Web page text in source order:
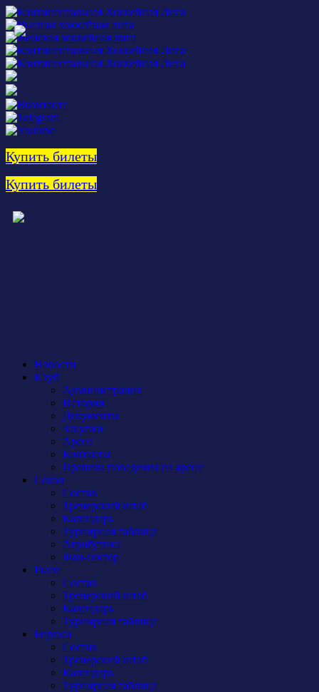
Купить билеты
Купить билеты
Новости
Клуб
Администрация
История
Документы
Закупки
Арена
Контакты
Правила поведения на арене
Сокол
Состав
Тренерский штаб
Календарь
Турнирная таблица
Атрибутика
Фан-сектор
Рыси
Состав
Тренерский штаб
Календарь
Турнирная таблица
Бирюса
Состав
Тренерский штаб
Календарь
Турнирная таблица